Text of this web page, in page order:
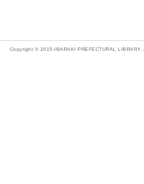
Copyright © 2015-IBARAKI PREFECTURAL LIBRARY.